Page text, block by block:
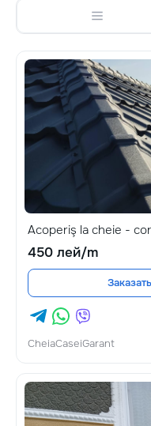
Acoperiş la cheie -
450 лей/m
CheiaCaseiGarant